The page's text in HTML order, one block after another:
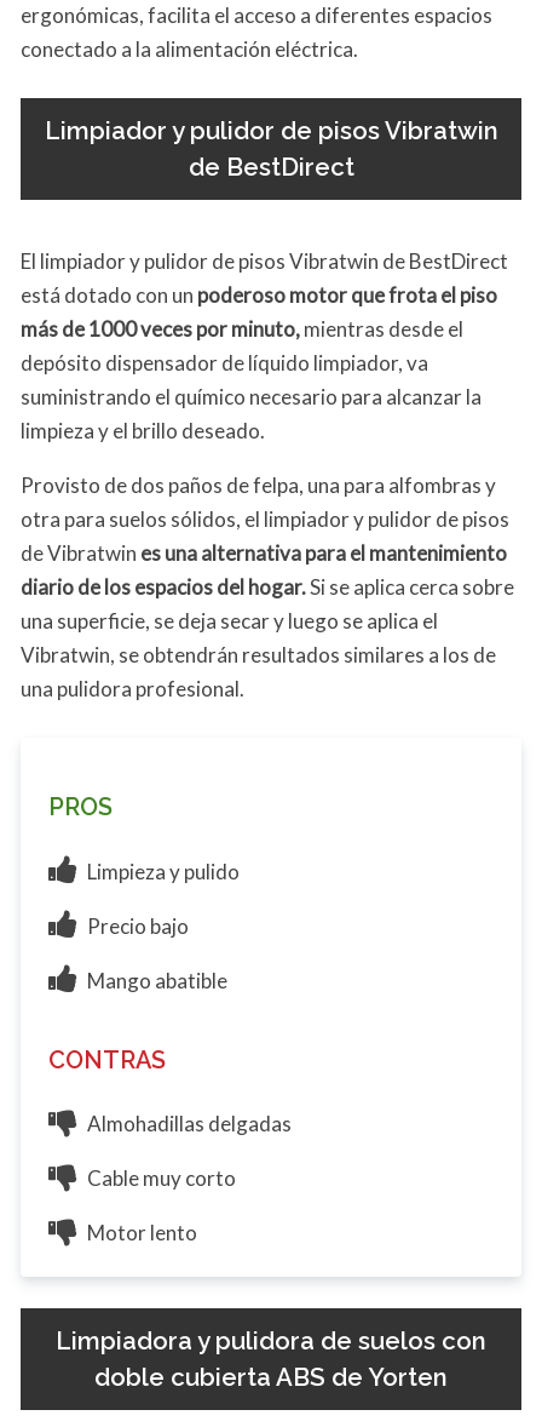
ergonómicas, facilita el acceso a diferentes espacios
conectado a la alimentación eléctrica.
Limpiador y pulidor de pisos Vibratwin
de BestDirect
El limpiador y pulidor de pisos Vibratwin de BestDirect
está dotado con un poderoso motor que frota el piso
más de 1000 veces por minuto,mientras desde el
depósito dispensador de líquido limpiador, va
suministrando el químico necesario para alcanzar la
limpieza y el brillo deseado.
Provisto de dos paños de felpa, una para alfombras y
otra para suelos sólidos, el limpiador y pulidor de pisos
de Vibratwin es una alternativa para el mantenimiento
diario de los espacios del hogar.Si se aplica cerca sobre
una superficie, se deja secar y luego se aplica el
Vibratwin, se obtendrán resultados similares a los de
una pulidora profesional.
PROS
Limpieza y pulido
Precio bajo
Mango abatible
CONTRAS
Almohadillas delgadas
Cable muy corto
Motor lento
Limpiadora y pulidora de suelos con
doble cubierta ABS de Yorten